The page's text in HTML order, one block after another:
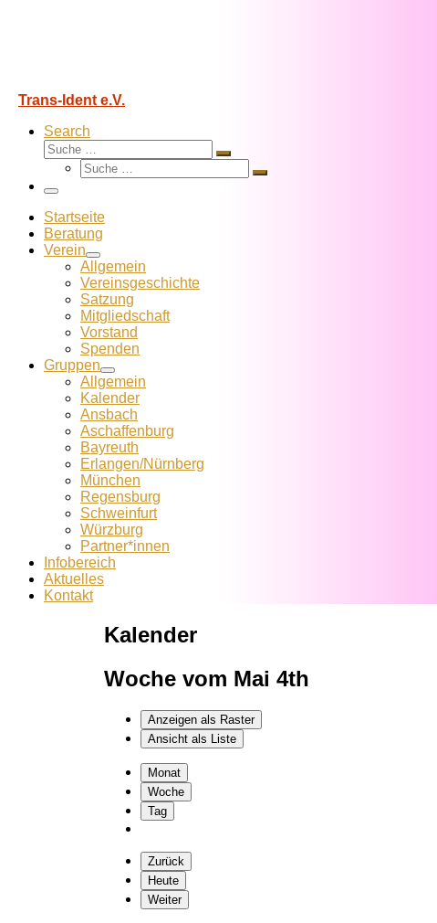
Trans-Ident e.V.
Search
Suche
Suche
Suche
Suche
Menü
Startseite
Beratung
Verein
Allgemein
Vereins­geschichte
Satzung
Mitglied­schaft
Vorstand
Spenden
Gruppen
Allgemein
Kalender
Ansbach
Aschaffenburg
Bayreuth
Erlangen/Nürnberg
München
Regensburg
Schweinfurt
Würzburg
Partner*innen
Infobereich
Aktuelles
Kontakt
Kalender
Woche vom Mai 4th
Anzeigen als Raster
Ansicht als Liste
Monat
Woche
Tag
Zurück
Heute
Weiter